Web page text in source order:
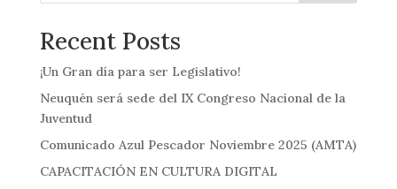
Recent Posts
¡Un Gran día para ser Legislativo!
Neuquén será sede del IX Congreso Nacional de la
Juventud
Comunicado Azul Pescador Noviembre 2025 (AMTA)
CAPACITACIÓN EN CULTURA DIGITAL